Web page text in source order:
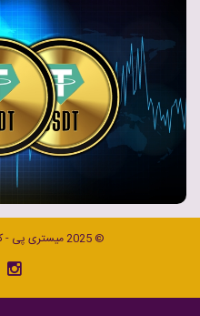
© 2025 میستری پی - کلیه حقوق محفوظ میباشد.